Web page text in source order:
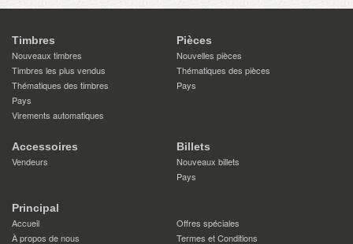
Timbres
Nouveaux timbres
Timbres les plus vendus
Thématiques des timbres
Pays
Virements automatiques
Pièces
Nouvelles pièces
Thématiques des pièces
Pays
Accessoires
Vendeurs
Billets
Nouveaux billets
Pays
Principal
Accueil
Offres spéciales
À propos de nous
Termes et Conditions